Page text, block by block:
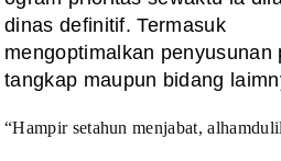
dinas definitif. Termasuk
mengoptimalkan penyusunan
tangkap maupun bidang
“Hampir setahun menjabat,